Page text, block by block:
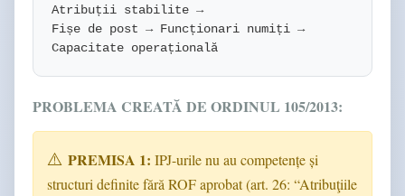
Atribuții stabilite →
Fișe de post → Funcționari numiți →
Capacitate operațională
PROBLEMA CREATĂ DE ORDINUL 105/2013:
PREMISA 1: IPJ-urile nu au competențe și
structuri definite fără ROF aprobat (art. 26: “Atribuţiile